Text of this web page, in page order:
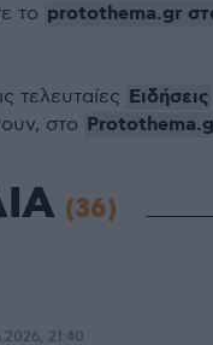
το protothema.gr
τελευταίες Ειδήσεις
στο
(36)
21:40